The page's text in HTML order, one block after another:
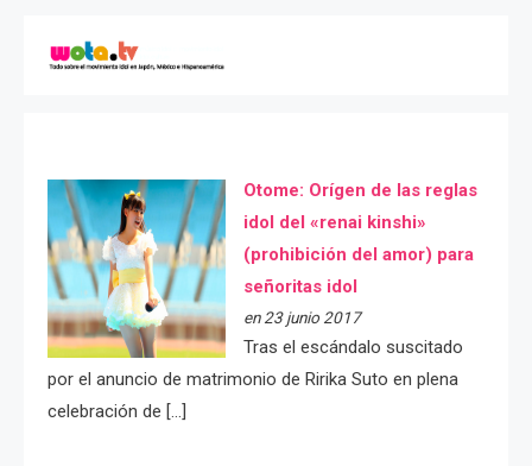
Otome: Orígen de las reglas
idol del «renai kinshi»
(prohibición del amor) para
señoritas idol
en 23 junio 2017
Tras el escándalo suscitado
por el anuncio de matrimonio de Ririka Suto en plena
celebración de […]